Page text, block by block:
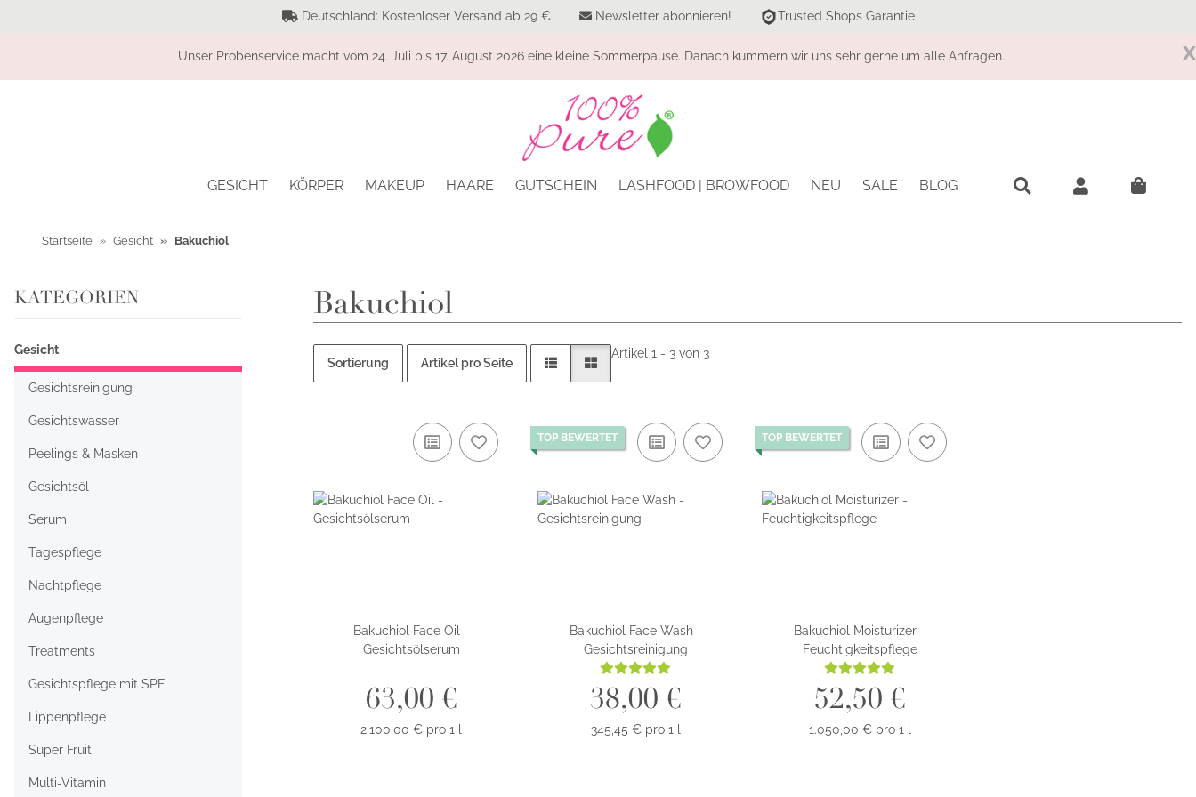
Deutschland: Kostenloser Versand ab 29 € Newsletter abonnieren! Trusted Shops Garantie
x
Unser Probenservice macht vom 24. Juli bis 17. August 2026 eine kleine Sommerpause. Danach kümmern wir uns sehr gerne um alle Anfragen.
GESICHT KÖRPER MAKEUP HAARE GUTSCHEIN LASHFOOD | BROWFOOD NEU SALE BLOG
Startseite Gesicht Bakuchiol
Bakuchiol
Sortierung Artikel pro Seite
Artikel 1 - 3 von 3
Bakuchiol Face Oil -
Gesichtsölserum
63,00 €
2.100,00 € pro 1 l
TOP BEWERTET
Bakuchiol Face Wash -
Gesichtsreinigung
38,00 €
345,45 € pro 1 l
TOP BEWERTET
Bakuchiol Moisturizer -
Feuchtigkeitspflege
52,50 €
1.050,00 € pro 1 l
KATEGORIEN
Gesicht
Gesichtsreinigung
Gesichtswasser
Peelings & Masken
Gesichtsöl
Serum
Tagespflege
Nachtpflege
Augenpflege
Treatments
Gesichtspflege mit SPF
Lippenpflege
Super Fruit
Multi-Vitamin